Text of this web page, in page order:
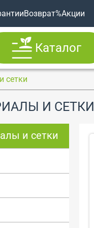
Возврат%Акции
Каталог
сетки
И СЕТКИ
и сетки